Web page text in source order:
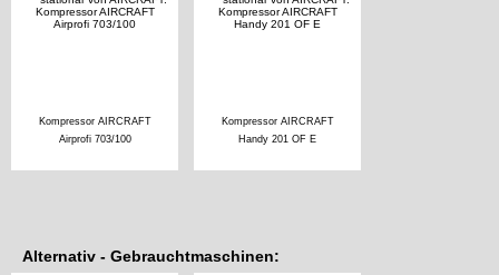
Kompressor AIRCRAFT
Airprofi 703/100
Kompressor AIRCRAFT
Handy 201 OF E
Alternativ - Gebrauchtmaschinen: